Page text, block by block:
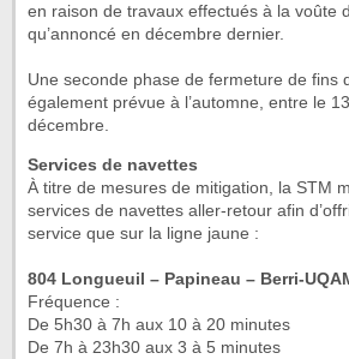
en raison de travaux effectués à la voûte
qu’annoncé en décembre dernier.
Une seconde phase de fermeture de fins
également prévue à l’automne, entre le
décembre.
Services de navettes
À titre de mesures de mitigation, la STM
services de navettes aller-retour afin
service que sur la ligne jaune :
804 Longueuil – Papineau – Berri-
Fréquence :
De 5h30 à 7h aux 10 à 20 minutes
De 7h à 23h30 aux 3 à 5 minutes